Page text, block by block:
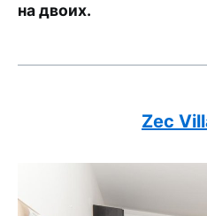
на двоих.
Zec